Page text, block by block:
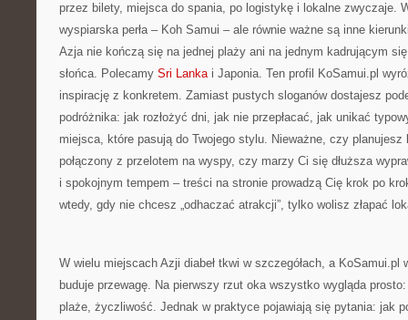
przez bilety, miejsca do spania, po logistykę i lokalne zwyczaje.
wyspiarska perła – Koh Samui – ale równie ważne są inne
Azja nie kończą się na jednej plaży ani na jednym kadrującym
słońca. Polecamy Sri Lankai Japonia. Ten profil KoSamui.pl
inspirację z konkretem. Zamiast pustych sloganów dostajesz
podróżnika: jak rozłożyć dni, jak nie przepłacać, jak unikać
miejsca, które pasują do Twojego stylu. Nieważne, czy
połączony z przelotem na wyspy, czy marzy Ci się dłuższa
i spokojnym tempem – treści na stronie prowadzą Cię krok po
wtedy, gdy nie chcesz „odhaczać atrakcji”, tylko wolisz złapać
W wielu miejscach Azji diabeł tkwi w szczegółach, a KoSamui.pl
buduje przewagę. Na pierwszy rzut oka wszystko wygląda
plaże, życzliwość. Jednak w praktyce pojawiają się pytania: jak